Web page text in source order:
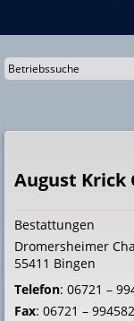
August Krick
Bestattungen
Dromersheimer
55411 Bingen
Telefon: 06721 –
Fax: 06721 – 994582